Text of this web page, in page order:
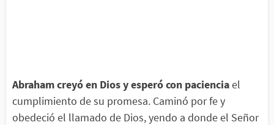
Abraham creyó en Dios y esperó con pacienciael
cumplimiento de su promesa. Caminó por fe y
obedeció el llamado de Dios, yendo a donde el Señor